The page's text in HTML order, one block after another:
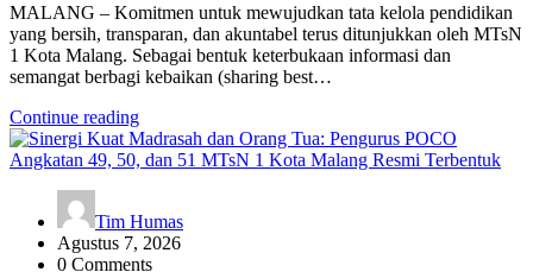
MALANG – Komitmen untuk mewujudkan tata kelola pendidikan
yang bersih, transparan, dan akuntabel terus ditunjukkan oleh MTsN
1 Kota Malang. Sebagai bentuk keterbukaan informasi dan
semangat berbagi kebaikan (sharing best…
Continue reading
Tim Humas
Agustus 7, 2026
0 Comments